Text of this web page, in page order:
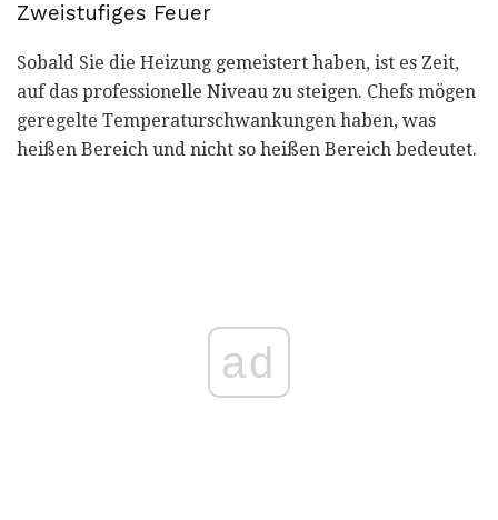
Zweistufiges Feuer
Sobald Sie die Heizung gemeistert haben, ist es Zeit,
auf das professionelle Niveau zu steigen. Chefs mögen
geregelte Temperaturschwankungen haben, was
heißen Bereich und nicht so heißen Bereich bedeutet.
ad